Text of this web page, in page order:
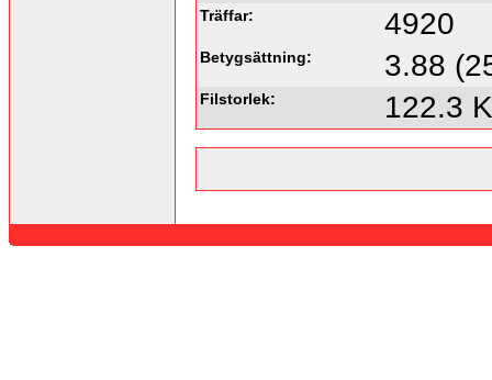
Träffar: 4920
Betygsättning: 3.88
Filstorlek: 122.3